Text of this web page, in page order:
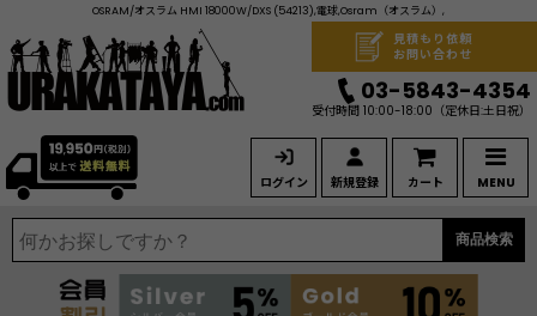
OSRAM/オスラム HMI 18000W/DXS (54213),電球,Osram（オスラム）,
ログイン 新規登録 カート MENU
見積もり依頼
お問い合わせ
03-5843-4354
受付時間 10:00-18:00 （定休日:土日祝）
商品検索